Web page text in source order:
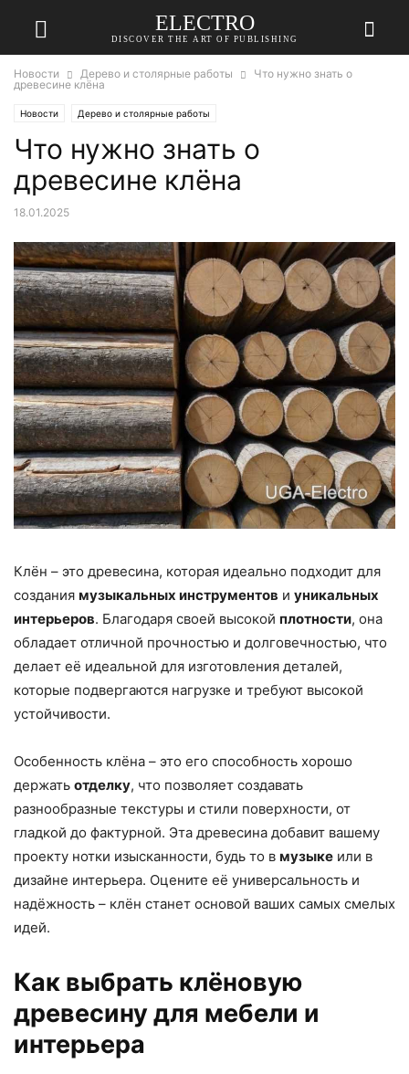
ELECTRO
DISCOVER THE ART OF PUBLISHING
Новости Дерево и столярные работы
Что нужно знать о
древесине клёна
Новости Дерево и столярные работы
Что нужно знать о
древесине клёна
18.01.2025
Клён – это древесина, которая идеально подходит для
создания музыкальных инструментов и уникальных
интерьеров. Благодаря своей высокой плотности, она
обладает отличной прочностью и долговечностью, что
делает её идеальной для изготовления деталей,
которые подвергаются нагрузке и требуют высокой
устойчивости.
Особенность клёна – это его способность хорошо
держать отделку, что позволяет создавать
разнообразные текстуры и стили поверхности, от
гладкой до фактурной. Эта древесина добавит вашему
проекту нотки изысканности, будь то в музыке или в
дизайне интерьера. Оцените её универсальность и
надёжность – клён станет основой ваших самых смелых
идей.
Как выбрать клёновую
древесину для мебели и
интерьера